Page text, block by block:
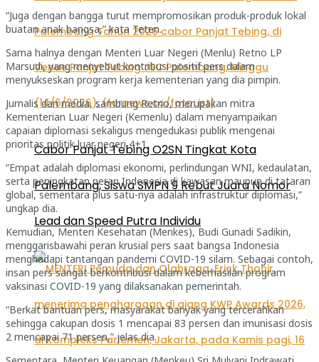
Cabor Panjat Tebing O2SN Tingkat Kota
Palembang, Siswa SMPN 9 Rebut Juara Nomor
Lead dan Speed Putra Individu
“Juga dengan bangga turut mempromosikan produk-produk lokal
buatan anak bangsa,” kata Teten.
Sama halnya dengan Menteri Luar Negeri (Menlu) Retno LP
Marsudi, yang menyebut kontribusi positif pers dalam
menyukseskan program kerja kementerian yang dia pimpin.
Jurnalis dan media, sambung Retno, merupakan mitra
Kementerian Luar Negeri (Kemenlu) dalam menyampaikan
capaian diplomasi sekaligus mengedukasi publik mengenai
prioritas politik luar negeri 4+1.
“Empat adalah diplomasi ekonomi, perlindungan WNI, kedaulatan,
serta peningkatan peran Indonesia di kawasan maupun di tataran
global, sementara plus satu-nya adalah infrastruktur diplomasi,”
ungkap dia.
Kemudian, Menteri Kesehatan (Menkes), Budi Gunadi Sadikin,
menggarisbawahi peran krusial pers saat bangsa Indonesia
menghadapi tantangan pandemi COVID-19 silam. Sebagai contoh,
insan pers sangat berkontribusi dalam keberhasilan program
vaksinasi COVID-19 yang dilaksanakan pemerintah.
“Berkat bantuan pers, masyarakat banyak yang tercerahkan
sehingga cakupan dosis 1 mencapai 83 persen­ dan imunisasi dosis
2 mencapai 71 persen,” jelas dia.